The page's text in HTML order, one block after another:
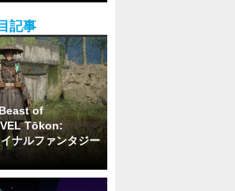
記事
of
Tōkon:
ナルファンタジー